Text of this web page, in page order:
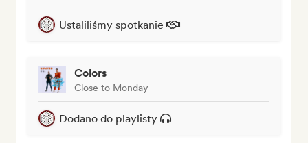
Ustaliliśmy spotkanie
Colors
Close to Monday
Dodano do playlisty